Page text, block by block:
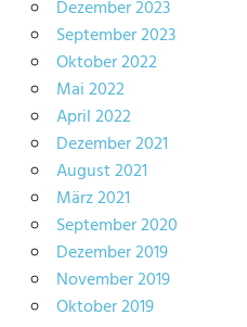
Dezember 2023
September 2023
Oktober 2022
Mai 2022
April 2022
Dezember 2021
August 2021
März 2021
September 2020
Dezember 2019
November 2019
Oktober 2019